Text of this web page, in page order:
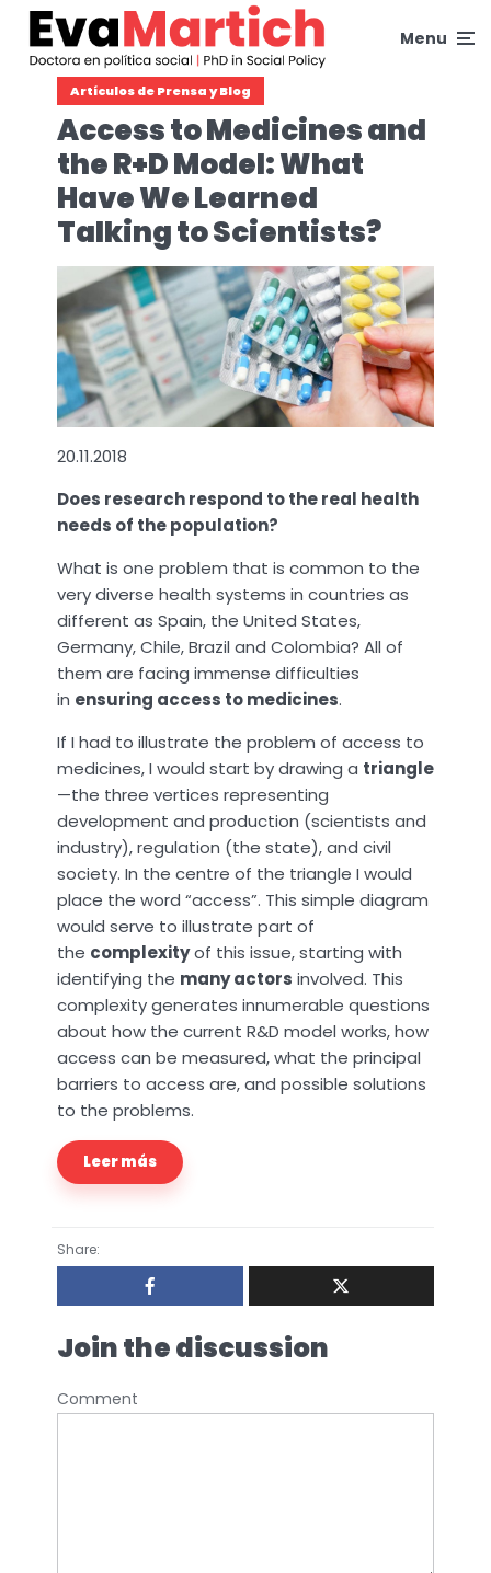
Menu
Artículos de Prensa y Blog
Access to Medicines and
the R+D Model: What
Have We Learned
Talking to Scientists?
20.11.2018
Does research respond to the real health
needs of the population?
What is one problem that is common to the
very diverse health systems in countries as
different as Spain, the United States,
Germany, Chile, Brazil and Colombia? All of
them are facing immense difficulties
in ensuring access to medicines.
If I had to illustrate the problem of access to
medicines, I would start by drawing a triangle
—the three vertices representing
development and production (scientists and
industry), regulation (the state), and civil
society. In the centre of the triangle I would
place the word “access”. This simple diagram
would serve to illustrate part of
the complexityof this issue, starting with
identifying the many actors involved. This
complexity generates innumerable questions
about how the current R&D model works, how
access can be measured, what the principal
barriers to access are, and possible solutions
to the problems.
Leer más
Share:
Join the discussion
Comment